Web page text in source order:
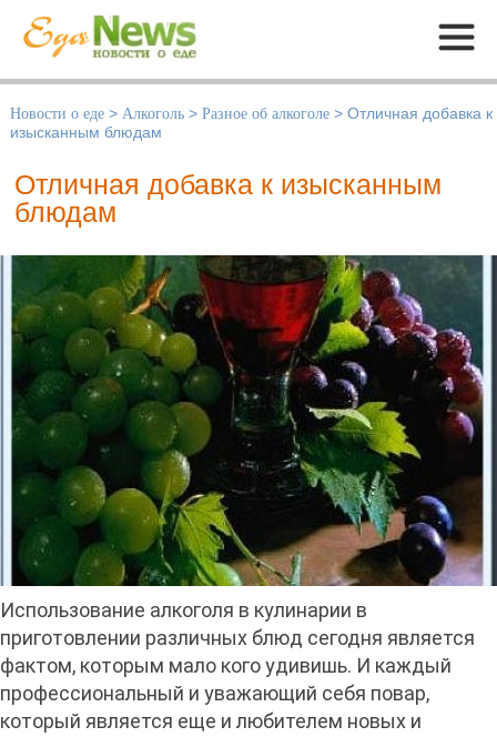
Меню
Новости о еде > Алкоголь > Разное об алкоголе > Отличная добавка к
изысканным блюдам
Отличная добавка к изысканным
блюдам
Использование алкоголя в кулинарии в
приготовлении различных блюд сегодня является
фактом, которым мало кого удивишь. И каждый
профессиональный и уважающий себя повар,
который является еще и любителем новых и